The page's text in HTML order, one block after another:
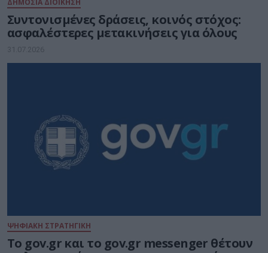
Συντονισμένες δράσεις, κοινός στόχος:
ασφαλέστερες μετακινήσεις για όλους
31.07.2026
ΨΗΦΙΑΚΗ ΣΤΡΑΤΗΓΙΚΗ
Το gov.gr και το gov.gr messenger θέτουν